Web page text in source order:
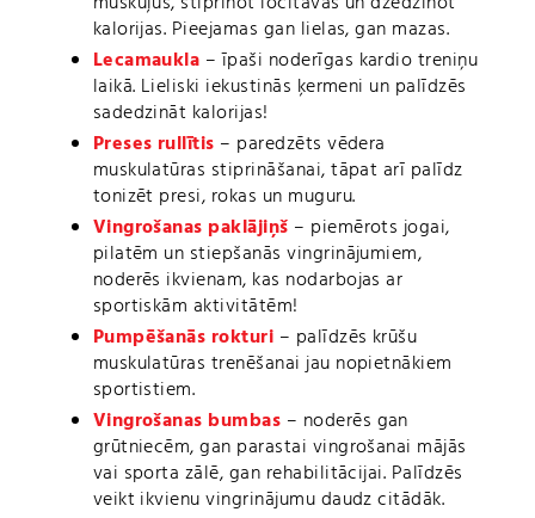
kalorijas. Pieejamas gan lielas, gan mazas.
Lecamaukla – īpaši noderīgas kardio treniņu
laikā. Lieliski iekustinās ķermeni un palīdzēs
sadedzināt kalorijas!
Preses rullītis – paredzēts vēdera
muskulatūras stiprināšanai, tāpat arī palīdz
tonizēt presi, rokas un muguru.
Vingrošanas paklājiņš – piemērots jogai,
pilatēm un stiepšanās vingrinājumiem,
noderēs ikvienam, kas nodarbojas ar
sportiskām aktivitātēm!
Pumpēšanās rokturi – palīdzēs krūšu
muskulatūras trenēšanai jau nopietnākiem
sportistiem.
Vingrošanas bumbas – noderēs gan
grūtniecēm, gan parastai vingrošanai mājās
vai sporta zālē, gan rehabilitācijai. Palīdzēs
veikt ikvienu vingrinājumu daudz citādāk.